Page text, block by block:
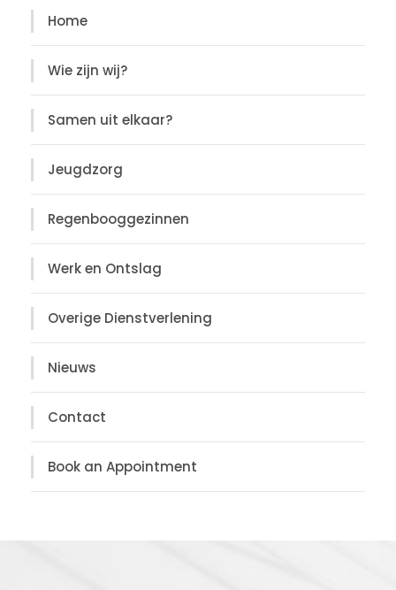
Home
Wie zijn wij?
Samen uit elkaar?
Jeugdzorg
Regenbooggezinnen
Werk en Ontslag
Overige Dienstverlening
Nieuws
Contact
Book an Appointment